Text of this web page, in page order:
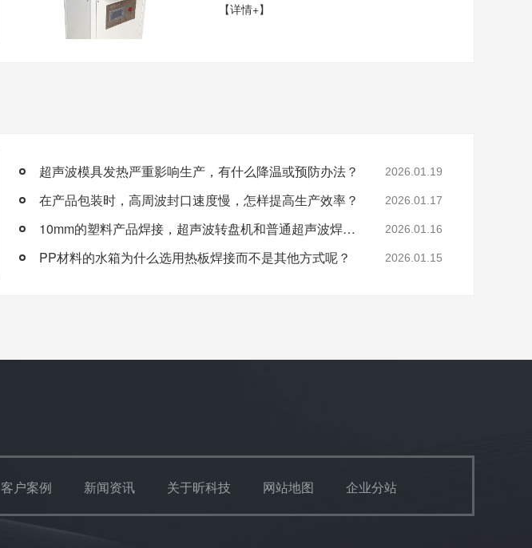
【详情+】
超声波模具发热严重影响生产，有什么降温或预防办法？ 2026.01.19
在产品包装时，高周波封口速度慢，怎样提高生产效率？ 2026.01.17
10mm的塑料产品焊接，超声波转盘机和普通超声波焊接机哪个好？ 2026.01.16
PP材料的水箱为什么选用热板焊接而不是其他方式呢？ 2026.01.15
客户案例 新闻资讯 关于昕科技 网站地图 企业分站